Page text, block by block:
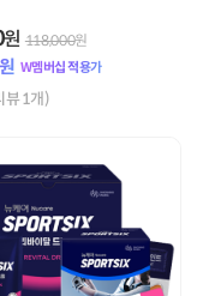
박스 + 클리어샷 1박스 +
원 증정
원 118,000원
원 W멤버십 적용가
뷰 1개)